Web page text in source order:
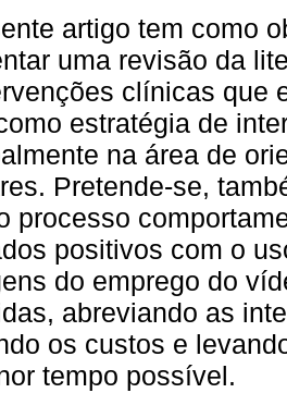
artigo tem como
uma revisão da
clínicas que
estratégia de
na área de
Pretende-se,
processo
positivos com o
do emprego do
abreviando as
os custos e
tempo possível.